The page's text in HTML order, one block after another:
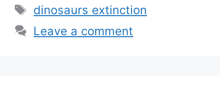
Tags
dinosaurs extinction
Leave a comment